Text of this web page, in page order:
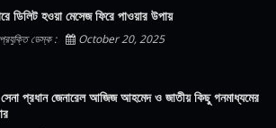
ডিলিট হওয়া মেসেজ ফিরে পাওয়ার উপায়
ডেস্ক : October 20, 2025
প্রধান জেনারেল আজিজ আহমেদ ও জাতীয় কিছু গনমাধ্যমের